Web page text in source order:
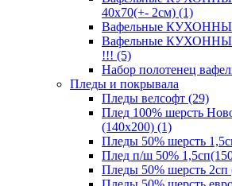
40х70(+- 2см) (1)
Вафельные
Вафельные
!!! (5)
Набор полотенец
Пледы и покрывала
Пледы велсофт (29)
Плед 100% шерсть
(140х200) (1)
Пледы 50% шерсть
Плед п/ш 50%
Пледы 50% шерсть 2сп